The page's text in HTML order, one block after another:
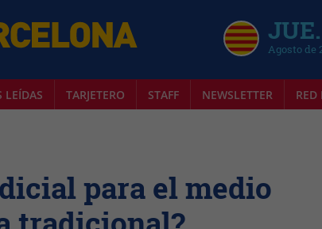
Agosto de
LEÍDAS TARJETERO STAFF NEWSLETTER RED
para el medio